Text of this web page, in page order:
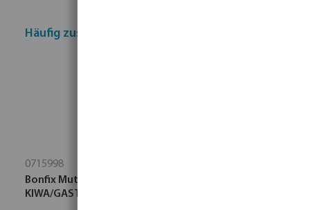
Häufig zusammen gekauft
0715998
Bonfix Mutter Messing 22 mm Innengewinde
KIWA/GASTEC